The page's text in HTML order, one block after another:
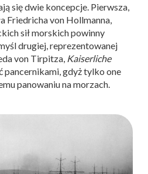
się dwie koncepcje. Pierwsza,
Friedricha von Hollmanna,
sił morskich powinny
drugiej, reprezentowanej
von Tirpitza, Kaiserliche
pancernikami, gdyż tylko one
panowaniu na morzach.